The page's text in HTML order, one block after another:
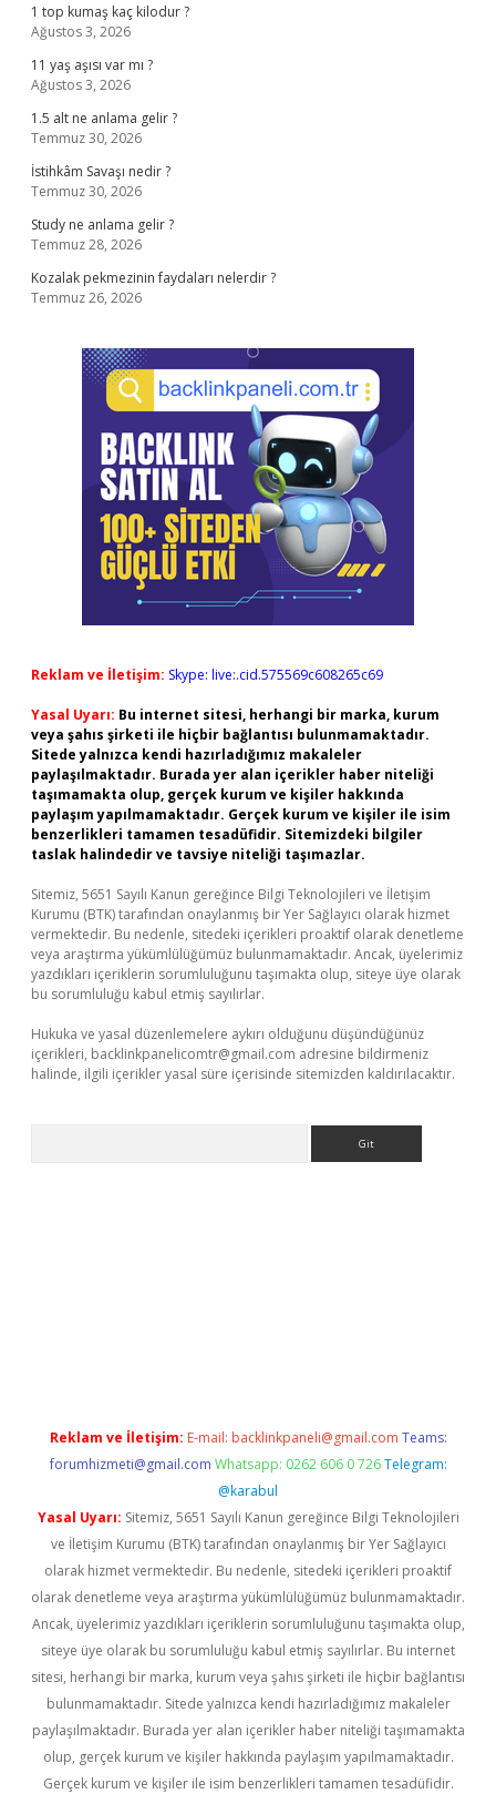
1 top kumaş kaç kilodur ?
Ağustos 3, 2026
11 yaş aşısı var mı ?
Ağustos 3, 2026
1.5 alt ne anlama gelir ?
Temmuz 30, 2026
İstihkâm Savaşı nedir ?
Temmuz 30, 2026
Study ne anlama gelir ?
Temmuz 28, 2026
Kozalak pekmezinin faydaları nelerdir ?
Temmuz 26, 2026
Reklam ve İletişim: Skype: live:.cid.575569c608265c69
Yasal Uyarı: Bu internet sitesi, herhangi bir marka, kurum
veya şahıs şirketi ile hiçbir bağlantısı bulunmamaktadır.
Sitede yalnızca kendi hazırladığımız makaleler
paylaşılmaktadır. Burada yer alan içerikler haber niteliği
taşımamakta olup, gerçek kurum ve kişiler hakkında
paylaşım yapılmamaktadır. Gerçek kurum ve kişiler ile isim
benzerlikleri tamamen tesadüfidir. Sitemizdeki bilgiler
taslak halindedir ve tavsiye niteliği taşımazlar.
Sitemiz, 5651 Sayılı Kanun gereğince Bilgi Teknolojileri ve İletişim
Kurumu (BTK) tarafından onaylanmış bir Yer Sağlayıcı olarak hizmet
vermektedir. Bu nedenle, sitedeki içerikleri proaktif olarak denetleme
veya araştırma yükümlülüğümüz bulunmamaktadır. Ancak, üyelerimiz
yazdıkları içeriklerin sorumluluğunu taşımakta olup, siteye üye olarak
bu sorumluluğu kabul etmiş sayılırlar.
Hukuka ve yasal düzenlemelere aykırı olduğunu düşündüğünüz
içerikleri, backlinkpanelicomtr@gmail.com adresine bildirmeniz
halinde, ilgili içerikler yasal süre içerisinde sitemizden kaldırılacaktır.
Reklam ve İletişim: E-mail: backlinkpaneli@gmail.com Teams:
forumhizmeti@gmail.com Whatsapp: 0262 606 0 726 Telegram:
@karabul
Yasal Uyarı: Sitemiz, 5651 Sayılı Kanun gereğince Bilgi Teknolojileri
ve İletişim Kurumu (BTK) tarafından onaylanmış bir Yer Sağlayıcı
olarak hizmet vermektedir. Bu nedenle, sitedeki içerikleri proaktif
olarak denetleme veya araştırma yükümlülüğümüz bulunmamaktadır.
Ancak, üyelerimiz yazdıkları içeriklerin sorumluluğunu taşımakta olup,
siteye üye olarak bu sorumluluğu kabul etmiş sayılırlar. Bu internet
sitesi, herhangi bir marka, kurum veya şahıs şirketi ile hiçbir bağlantısı
bulunmamaktadır. Sitede yalnızca kendi hazırladığımız makaleler
paylaşılmaktadır. Burada yer alan içerikler haber niteliği taşımamakta
olup, gerçek kurum ve kişiler hakkında paylaşım yapılmamaktadır.
Gerçek kurum ve kişiler ile isim benzerlikleri tamamen tesadüfidir.